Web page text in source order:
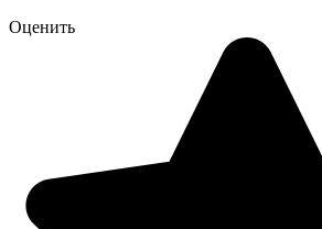
Оценить